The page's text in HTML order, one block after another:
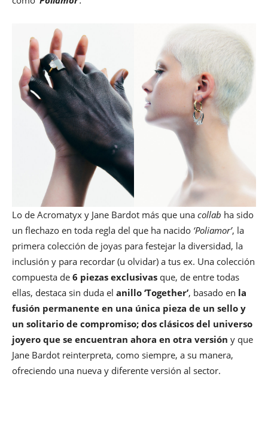
Lo de Acromatyx y Jane Bardot más que una collab ha sido
un flechazo en toda regla del que ha nacido ‘Poliamor’, la
primera colección de joyas para festejar la diversidad, la
inclusión y para recordar (u olvidar) a tus ex. Una colección
compuesta de 6 piezas exclusivas que, de entre todas
ellas, destaca sin duda el anillo ‘Together’, basado en la
fusión permanente en una única pieza de un sello y
un solitario de compromiso; dos clásicos del universo
joyero que se encuentran ahora en otra versión y que
Jane Bardot reinterpreta, como siempre, a su manera,
ofreciendo una nueva y diferente versión al sector.